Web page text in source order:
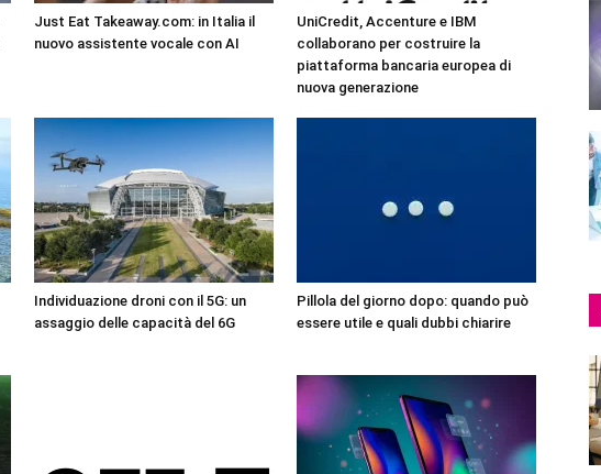
Just Eat Takeaway.com: in Italia il
nuovo assistente vocale con AI
UniCredit, Accenture e IBM
collaborano per costruire la
piattaforma bancaria europea di
nuova generazione
Individuazione droni con il 5G: un
assaggio delle capacità del 6G
Pillola del giorno dopo: quando può
essere utile e quali dubbi chiarire